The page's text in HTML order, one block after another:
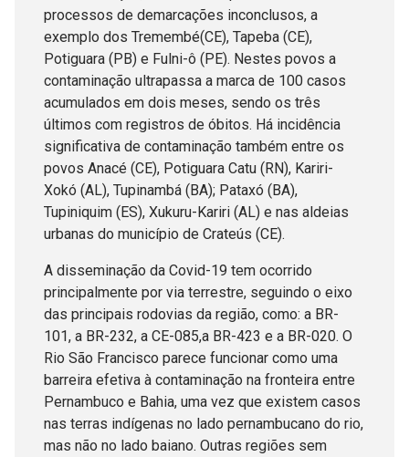
processos de demarcações inconclusos, a
exemplo dos Tremembé(CE), Tapeba (CE),
Potiguara (PB) e Fulni-ô (PE). Nestes povos a
contaminação ultrapassa a marca de 100 casos
acumulados em dois meses, sendo os três
últimos com registros de óbitos. Há incidência
significativa de contaminação também entre os
povos Anacé (CE), Potiguara Catu (RN), Kariri-
Xokó (AL), Tupinambá (BA); Pataxó (BA),
Tupiniquim (ES), Xukuru-Kariri (AL) e nas aldeias
urbanas do município de Crateús (CE).
A disseminação da Covid-19 tem ocorrido
principalmente por via terrestre, seguindo o eixo
das principais rodovias da região, como: a BR-
101, a BR-232, a CE-085,a BR-423 e a BR-020. O
Rio São Francisco parece funcionar como uma
barreira efetiva à contaminação na fronteira entre
Pernambuco e Bahia, uma vez que existem casos
nas terras indígenas no lado pernambucano do rio,
mas não no lado baiano. Outras regiões sem